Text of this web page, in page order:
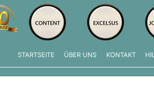
STARTSEITE ÜBER UNS KONTAKT
automatisch erste Ergebnisse. Drücken